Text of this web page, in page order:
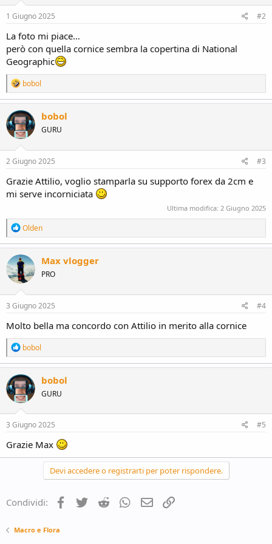
n
s
1 Giugno 2025 #2
La foto mi piace…
però con quella cornice sembra la copertina di National
Geographic
R
e
a
c
t
i
o
n
s
bobol
bobol
GURU
2 Giugno 2025 #3
Grazie Attilio, voglio stamparla su supporto forex da 2cm e
mi serve incorniciata
Ultima modifica: 2 Giugno 2025
R
e
a
c
t
i
o
n
s
Olden
Max vlogger
PRO
3 Giugno 2025 #4
Molto bella ma concordo con Attilio in merito alla cornice
R
e
a
c
t
i
o
n
s
bobol
bobol
GURU
3 Giugno 2025 #5
Grazie Max
Devi accedere o registrarti per poter rispondere.
Condividi: Facebook
TwitterReddit WhatsApp
e-mailLink
Macro e Flora